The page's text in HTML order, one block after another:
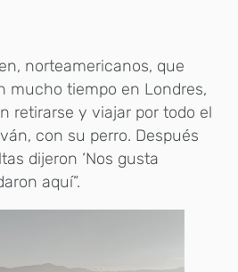
norteamericanos, que
mucho tiempo en Londres,
retirarse y viajar por todo el
con su perro. Después
dijeron ‘Nos gusta
aquí”.